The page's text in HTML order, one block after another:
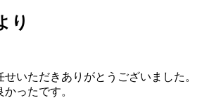
り
いただきありがとうございました。
ったです。